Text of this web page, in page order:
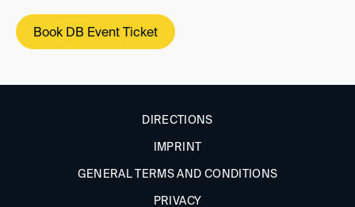
Book DB Event Ticket
DIRECTIONS
IMPRINT
GENERAL TERMS AND CONDITIONS
PRIVACY